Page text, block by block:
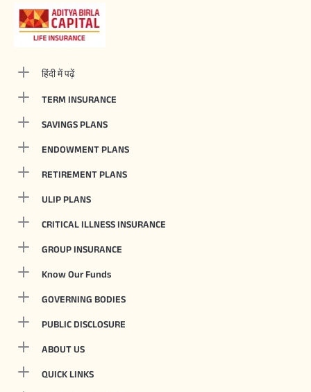
हिंदी में पढ़ें
TERM INSURANCE
SAVINGS PLANS
ENDOWMENT PLANS
RETIREMENT PLANS
ULIP PLANS
CRITICAL ILLNESS INSURANCE
GROUP INSURANCE
Know Our Funds
GOVERNING BODIES
PUBLIC DISCLOSURE
ABOUT US
QUICK LINKS